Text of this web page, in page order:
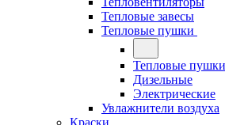
Тепловые завесы
Тепловые пушки
Тепловые пушки
Дизельные
Электрические
Увлажнители воздуха
Краски